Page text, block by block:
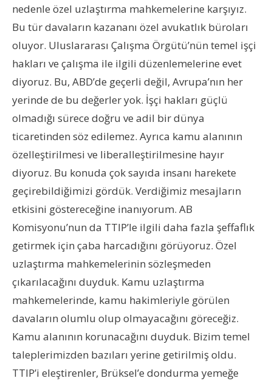
nedenle özel uzlaştırma mahkemelerine karşıyız.
Bu tür davaların kazananı özel avukatlık büroları
oluyor. Uluslararası Çalışma Örgütü’nün temel işçi
hakları ve çalışma ile ilgili düzenlemelerine evet
diyoruz. Bu, ABD’de geçerli değil, Avrupa’nın her
yerinde de bu değerler yok. İşçi hakları güçlü
olmadığı sürece doğru ve adil bir dünya
ticaretinden söz edilemez. Ayrıca kamu alanının
özelleştirilmesi ve liberalleştirilmesine hayır
diyoruz. Bu konuda çok sayıda insanı harekete
geçirebildiğimizi gördük. Verdiğimiz mesajların
etkisini göstereceğine inanıyorum. AB
Komisyonu’nun da TTIP’le ilgili daha fazla şeffaflık
getirmek için çaba harcadığını görüyoruz. Özel
uzlaştırma mahkemelerinin sözleşmeden
çıkarılacağını duyduk. Kamu uzlaştırma
mahkemelerinde, kamu hakimleriyle görülen
davaların olumlu olup olmayacağını göreceğiz.
Kamu alanının korunacağını duyduk. Bizim temel
taleplerimizden bazıları yerine getirilmiş oldu.
TTIP’i eleştirenler, Brüksel’e dondurma yemeğe